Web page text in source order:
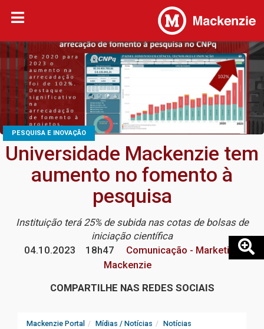
PESQUISA E INOVAÇÃO
Universidade Mackenzie tem
aumento no fomento à
pesquisa
Instituição terá 25% de subida nas cotas de bolsas de
iniciação científica
04.10.2023
18h47
Comunicação - Marketing
Mackenzie
COMPARTILHE NAS REDES SOCIAIS
Mackenzie Portal Mídias / Notícias
Notícias